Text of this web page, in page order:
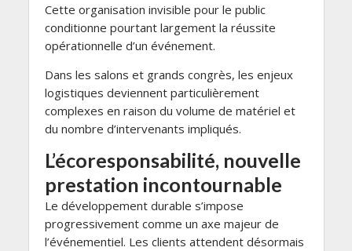
Cette organisation invisible pour le public
conditionne pourtant largement la réussite
opérationnelle d’un événement.
Dans les salons et grands congrès, les enjeux
logistiques deviennent particulièrement
complexes en raison du volume de matériel et
du nombre d’intervenants impliqués.
L’écoresponsabilité, nouvelle
prestation incontournable
Le développement durable s’impose
progressivement comme un axe majeur de
l’événementiel. Les clients attendent désormais